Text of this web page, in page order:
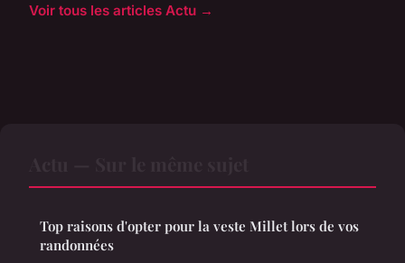
Voir tous les articles Actu →
Top raisons d'opter pour la veste Millet lors de vos
randonnées